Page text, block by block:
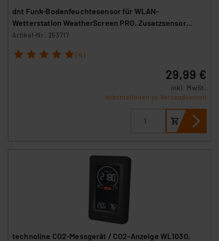
dnt Funk-Bodenfeuchtesensor für WLAN-
Wetterstation WeatherScreen PRO, Zusatzsensor
DNT000019
Artikel-Nr. 253717
1 2 3 4 5 (4)
29,99 €
inkl. MwSt.
Informationen zu Versandkosten
technoline CO2-Messgerät / CO2-Anzeige WL1030,